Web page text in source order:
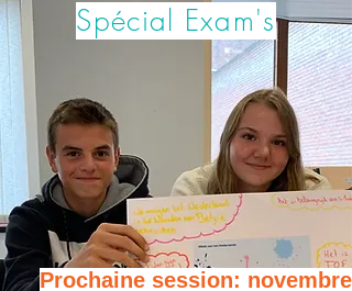
Spécial Exam's
Prochaine session: novembre